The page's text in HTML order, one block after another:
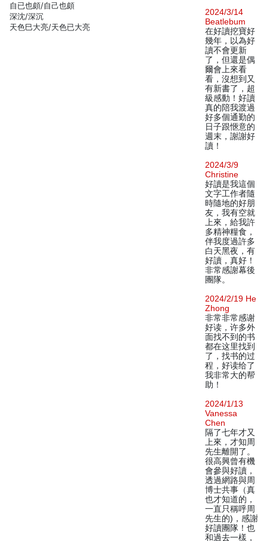
自已也頗/自己也頗
深沈/深沉
天色巳大亮/天色已大亮
2024/3/14
Beatlebum
在好讀挖寶好
幾年，以為好
讀不會更新
了，但還是偶
爾會上來看
看，沒想到又
有新書了，超
級感動！好讀
真的陪我渡過
好多個通勤的
日子跟愜意的
週末，謝謝好
讀！
2024/3/9
Christine
好讀是我這個
文字工作者隨
時隨地的好朋
友，我有空就
上來，給我許
多精神糧食，
伴我度過許多
白天黑夜，有
好讀，真好！
非常感謝幕後
團隊。
2024/2/19 He
Zhong
非常非常感谢
好读，许多外
面找不到的书
都在这里找到
了，找书的过
程，好读给了
我非常大的帮
助！
2024/1/13
Vanessa
Chen
隔了七年才又
上來，才知周
先生離開了。
很高興曾有機
會參與好讀，
透過網路與周
博士共事（真
也才知道的，
一直只稱呼周
先生的)，感謝
好讀團隊！也
和過去一樣，